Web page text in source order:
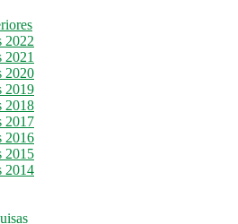
2022
2021
2020
2019
2018
2017
2016
2015
2014